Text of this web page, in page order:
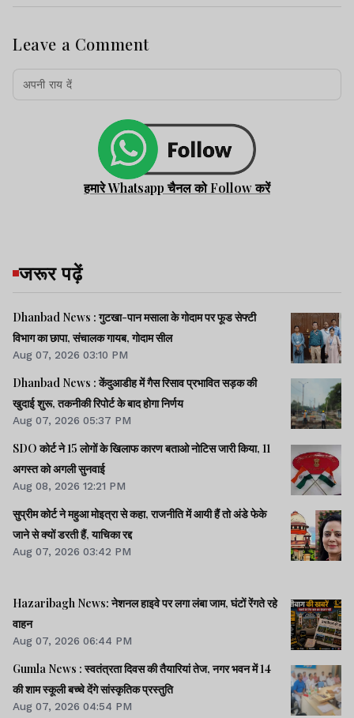
Leave a Comment
हमारे Whatsapp चैनल को Follow करें
जरूर पढ़ें
Dhanbad News : गुटखा-पान मसाला के गोदाम पर फूड सेफ्टी
विभाग का छापा, संचालक गायब, गोदाम सील
Aug 07, 2026 03:10 PM
Dhanbad News : केंदुआडीह में गैस रिसाव प्रभावित सड़क की
खुदाई शुरू, तकनीकी रिपोर्ट के बाद होगा निर्णय
Aug 07, 2026 05:37 PM
SDO कोर्ट ने 15 लोगों के खिलाफ कारण बताओ नोटिस जारी किया, 11
अगस्त को अगली सुनवाई
Aug 08, 2026 12:21 PM
सुप्रीम कोर्ट ने महुआ मोइत्रा से कहा, राजनीति में आयी हैं तो अंडे फेके
जाने से क्यों डरती हैं, याचिका रद्द
Aug 07, 2026 03:42 PM
Hazaribagh News: नेशनल हाइवे पर लगा लंबा जाम, घंटों रेंगते रहे
वाहन
Aug 07, 2026 06:44 PM
Gumla News : स्वतंत्रता दिवस की तैयारियां तेज, नगर भवन में 14
की शाम स्कूली बच्चे देंगे सांस्कृतिक प्रस्तुति
Aug 07, 2026 04:54 PM